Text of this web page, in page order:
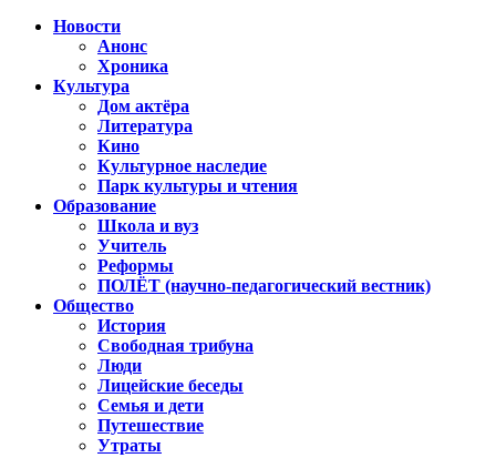
Новости
Анонс
Хроника
Культура
Дом актёра
Литература
Кино
Культурное наследие
Парк культуры и чтения
Образование
Школа и вуз
Учитель
Реформы
ПОЛЁТ (научно-педагогический вестник)
Общество
История
Свободная трибуна
Люди
Лицейские беседы
Семья и дети
Путешествие
Утраты